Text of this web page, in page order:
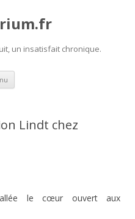
un insatisfait chronique.
Aller
contenu
Lindt chez
allée le cœur ouvert aux